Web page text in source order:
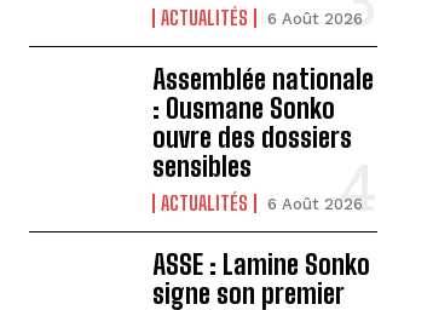
ACTUALITÉS 6 Août 2026
Assemblée nationale
: Ousmane Sonko
ouvre des dossiers
sensibles
ACTUALITÉS 6 Août 2026
ASSE : Lamine Sonko
signe son premier